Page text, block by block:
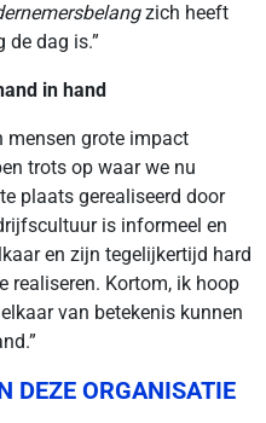
zich heeft
dag is.”
in hand
mensen grote impact
trots op waar we nu
plaats gerealiseerd door
is informeel en
en zijn tegelijkertijd hard
realiseren. Kortom, ik hoop
van betekenis kunnen
DEZE ORGANISATIE